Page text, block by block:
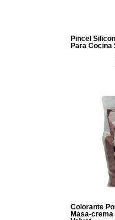
Pincel
Para Cocina
Colorante
Masa-crema